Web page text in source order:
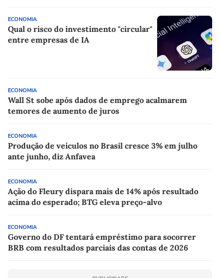
ECONOMIA
Qual o risco do investimento "circular"
entre empresas de IA
ECONOMIA
Wall St sobe após dados de emprego acalmarem
temores de aumento de juros
ECONOMIA
Produção de veículos no Brasil cresce 3% em julho
ante junho, diz Anfavea
ECONOMIA
Ação do Fleury dispara mais de 14% após resultado
acima do esperado; BTG eleva preço-alvo
ECONOMIA
Governo do DF tentará empréstimo para socorrer
BRB com resultados parciais das contas de 2026